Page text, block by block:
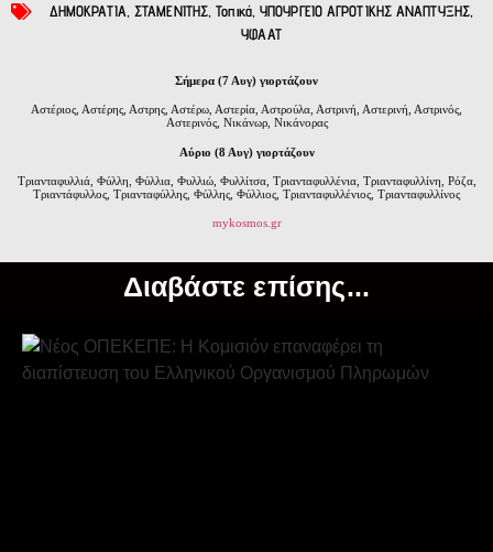
ΔΗΜΟΚΡΑΤΙΑ,ΣΤΑΜΕΝΙΤΗΣ,Τοπικά,ΥΠΟΥΡΓΕΙΟ ΑΓΡΟΤΙΚΗΣ ΑΝΑΠΤΥΞΗΣ,
ΥΦΑΑΤ
Σήμερα (7 Αυγ) γιορτάζουν
Αστέριος, Αστέρης, Αστρης, Αστέρω, Αστερία, Αστρούλα, Αστρινή, Αστερινή, Αστρινός,
Αστερινός, Νικάνωρ, Νικάνορας
Αύριο (8 Αυγ) γιορτάζουν
Τριανταφυλλιά, Φύλλη, Φύλλια, Φυλλιώ, Φυλλίτσα, Τριανταφυλλένια, Τριανταφυλλίνη, Ρόζα,
Τριαντάφυλλος, Τριανταφύλλης, Φύλλης, Φύλλιος, Τριανταφυλλένιος, Τριανταφυλλίνος
mykosmos.gr
Διαβάστε επίσης...